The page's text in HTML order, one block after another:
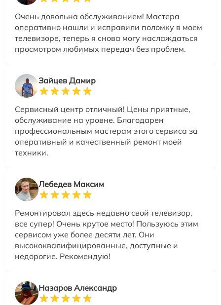
Очень довольна обслуживанием! Мастера
оперативно нашли и исправили поломку в моем
телевизоре, теперь я снова могу наслаждаться
просмотром любимых передач без проблем.
Зайцев Дамир
Сервисный центр отличный! Цены приятные,
обслуживание на уровне. Благодарен
профессиональным мастерам этого сервиса за
оперативный и качественный ремонт моей
техники.
Лебедев Максим
Ремонтировал здесь недавно свой телевизор,
все супер! Очень крутое место! Пользуюсь этим
сервисом уже более десяти лет. Они
высококвалифицированные, доступные и
недорогие. Рекомендую!
Назаров Александр